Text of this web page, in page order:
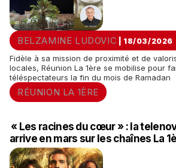
BELZAMINE LUDOVIC | 18/03/2026
Fidèle à sa mission de proximité et de
locales, Réunion La 1ère se mobilise pour
téléspectateurs la fin du mois de Ramadan
RÉUNION LA 1ÈRE
« Les racines du cœur » : la
arrive en mars sur les chaînes La